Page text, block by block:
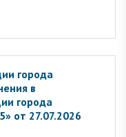
города
в
города
от 27.07.2026